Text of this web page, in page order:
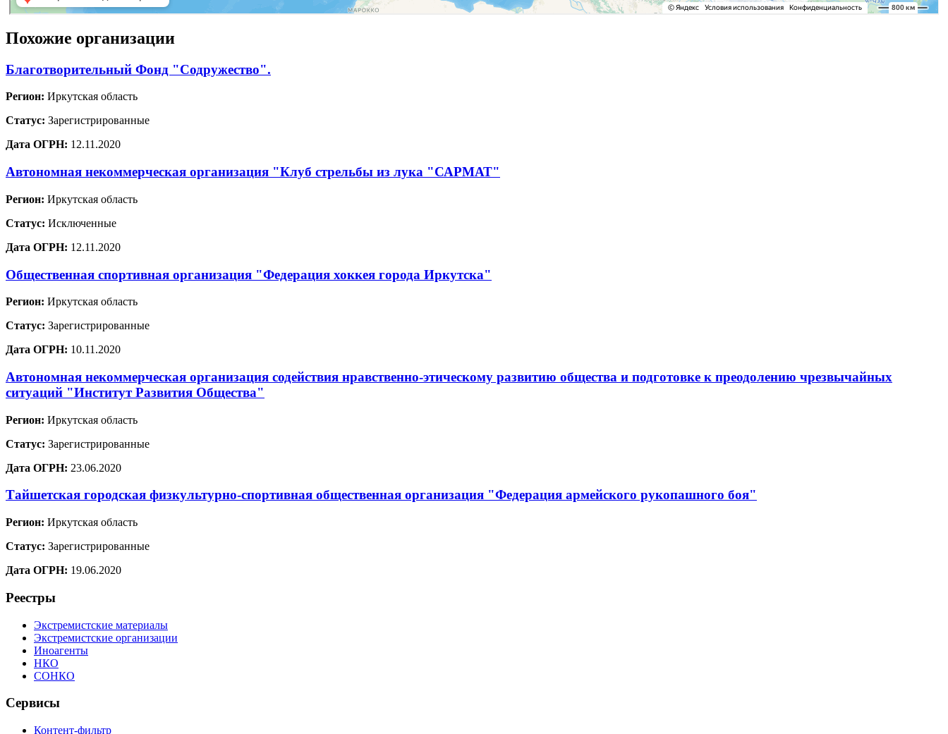
Похожие организации
Благотворительный Фонд "Содружество".
Регион: Иркутская область
Статус: Зарегистрированные
Дата ОГРН: 12.11.2020
Автономная некоммерческая организация "Клуб стрельбы из лука "САРМАТ"
Регион: Иркутская область
Статус: Исключенные
Дата ОГРН: 12.11.2020
Общественная спортивная организация "Федерация хоккея города Иркутска"
Регион: Иркутская область
Статус: Зарегистрированные
Дата ОГРН: 10.11.2020
Автономная некоммерческая организация содействия нравственно-этическому развитию общества и подготовке к преодолению чрезвычайных
ситуаций "Институт Развития Общества"
Регион: Иркутская область
Статус: Зарегистрированные
Дата ОГРН: 23.06.2020
Тайшетская городская физкультурно-спортивная общественная организация "Федерация армейского рукопашного боя"
Регион: Иркутская область
Статус: Зарегистрированные
Дата ОГРН: 19.06.2020
Реестры
Экстремистские материалы
Экстремистские организации
Иноагенты
НКО
СОНКО
Сервисы
Контент-фильтр